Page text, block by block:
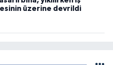
üzerine devrildi